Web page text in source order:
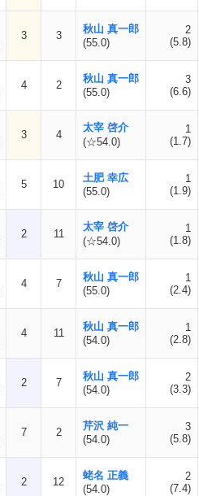
3 3
秋山 真一郎
(55.0)
2
(5.8)
4 2
秋山 真一郎
(55.0)
3
(6.6)
3 4
太宰 啓介
(☆54.0)
1
(1.7)
5 10
土肥 幸広
(55.0)
1
(1.9)
2 11
太宰 啓介
(☆54.0)
1
(1.8)
4 7
秋山 真一郎
(55.0)
1
(2.4)
4 11
秋山 真一郎
(54.0)
1
(2.8)
2 7
秋山 真一郎
(54.0)
2
(3.3)
7 2
芹沢 純一
(54.0)
3
(5.8)
2 12
蛯名 正義
(54.0)
2
(7.4)